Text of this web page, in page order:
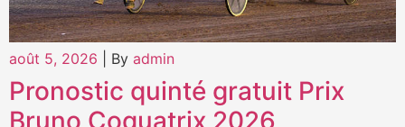
août 5, 2026 By admin
Pronostic quinté gratuit Prix
Bruno Coquatrix 2026